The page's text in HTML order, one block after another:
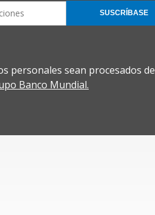
personales sean procesados de
Banco Mundial.
SUSCRÍBASE